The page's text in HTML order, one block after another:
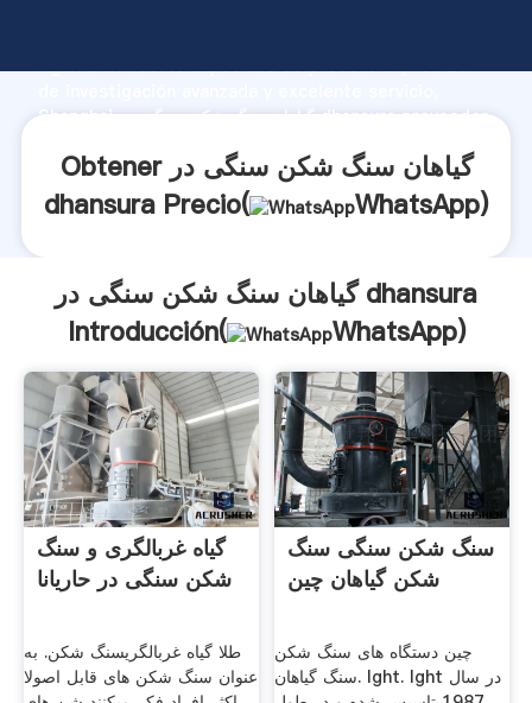
Agarrando fuerte capacidad de producción, fuerza
Shanghai گیاهان سنگ شکن سنگی در dhansura proveedor
Obtener گیاهان سنگ شکن سنگی در
dhansura Precio(
WhatsApp)
گیاهان سنگ شکن سنگی در dhansura
Introducción(
WhatsApp)
گیاه غربالگری و سنگ
شکن سنگی در حاریانا
طلا گیاه غربالگریسنگ شکن. به
عنوان سنگ شکن های قابل اصولا
سنگ شکن سنگی سنگ
شکن گیاهان چین
چین دستگاه های سنگ شکن
سنگ گیاهان. lght. lght در سال